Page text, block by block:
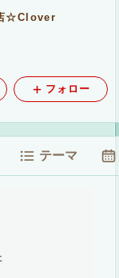
☆Clover
フォロー
テーマ